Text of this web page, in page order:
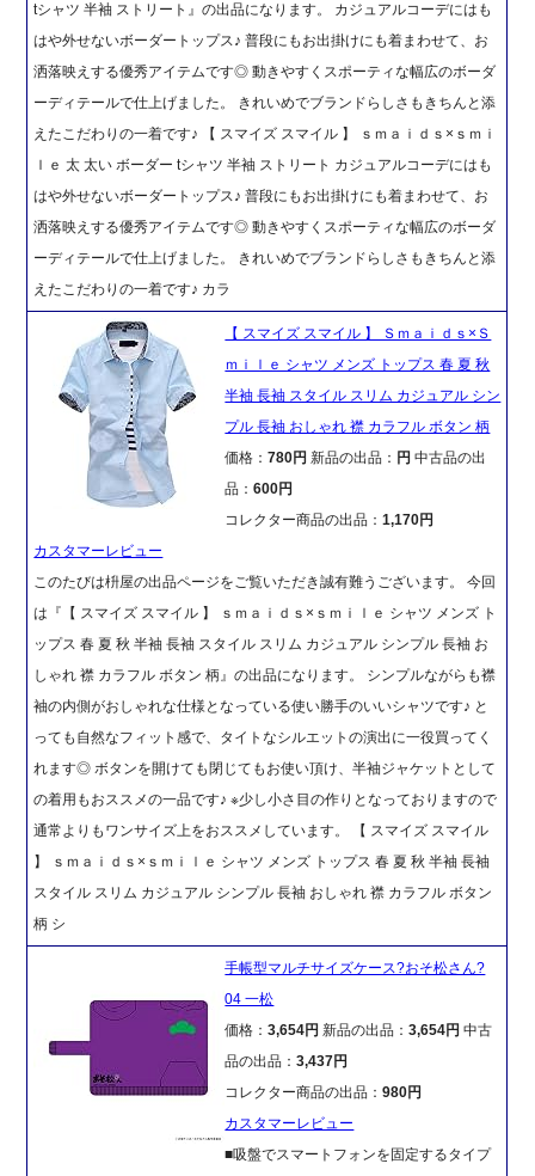
tシャツ 半袖 ストリート』の出品になります。 カジュアルコーデにはも
はや外せないボーダートップス♪ 普段にもお出掛けにも着まわせて、お
洒落映えする優秀アイテムです◎ 動きやすくスポーティな幅広のボーダ
ーディテールで仕上げました。 きれいめでブランドらしさもきちんと添
えたこだわりの一着です♪ 【 スマイズ スマイル 】 ｓｍａｉｄｓ×ｓｍｉ
ｌｅ 太 太い ボーダー tシャツ 半袖 ストリート カジュアルコーデにはも
はや外せないボーダートップス♪ 普段にもお出掛けにも着まわせて、お
洒落映えする優秀アイテムです◎ 動きやすくスポーティな幅広のボーダ
ーディテールで仕上げました。 きれいめでブランドらしさもきちんと添
えたこだわりの一着です♪ カラ
【 スマイズ スマイル 】 Ｓｍａｉｄｓ×Ｓ
ｍｉｌｅ シャツ メンズ トップス 春 夏 秋
半袖 長袖 スタイル スリム カジュアル シン
プル 長袖 おしゃれ 襟 カラフル ボタン 柄
価格：780円新品の出品： 円 中古品の出
品：600円
コレクター商品の出品：1,170円
カスタマーレビュー
このたびは枡屋の出品ページをご覧いただき誠有難うございます。 今回
は『【 スマイズ スマイル 】 ｓｍａｉｄｓ×ｓｍｉｌｅ シャツ メンズ ト
ップス 春 夏 秋 半袖 長袖 スタイル スリム カジュアル シンプル 長袖 お
しゃれ 襟 カラフル ボタン 柄』の出品になります。 シンプルながらも襟
袖の内側がおしゃれな仕様となっている使い勝手のいいシャツです♪ と
っても自然なフィット感で、タイトなシルエットの演出に一役買ってく
れます◎ ボタンを開けても閉じてもお使い頂け、半袖ジャケットとして
の着用もおススメの一品です♪ ※少し小さ目の作りとなっておりますので
通常よりもワンサイズ上をおススメしています。 【 スマイズ スマイル
】 ｓｍａｉｄｓ×ｓｍｉｌｅ シャツ メンズ トップス 春 夏 秋 半袖 長袖
スタイル スリム カジュアル シンプル 長袖 おしゃれ 襟 カラフル ボタン
柄 シ
手帳型マルチサイズケース?おそ松さん?
04 一松
価格：3,654円新品の出品：3,654円 中古
品の出品：3,437円
コレクター商品の出品：980円
カスタマーレビュー
■吸盤でスマートフォンを固定するタイプ